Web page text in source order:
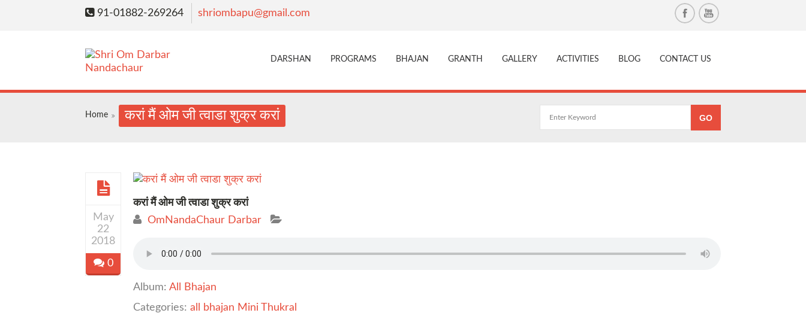
91-01882-269264 shriombapu@gmail.com
DARSHAN PROGRAMS BHAJAN GRANTH GALLERY ACTIVITIES BLOG CONTACT US
Home करां मैं ओम जी त्वाडा शुक्र करां
May
22
2018
0
करां मैं ओम जी त्वाडा शुक्र करां
OmNandaChaur Darbar
Album: All Bhajan
Categories: all bhajan Mini Thukral